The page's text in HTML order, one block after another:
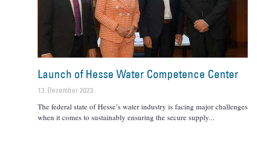
Launch of Hesse Water Competence Center
13. Dezember 2023
The federal state of Hesse’s water industry is facing major challenges
when it comes to sustainably ensuring the secure supply